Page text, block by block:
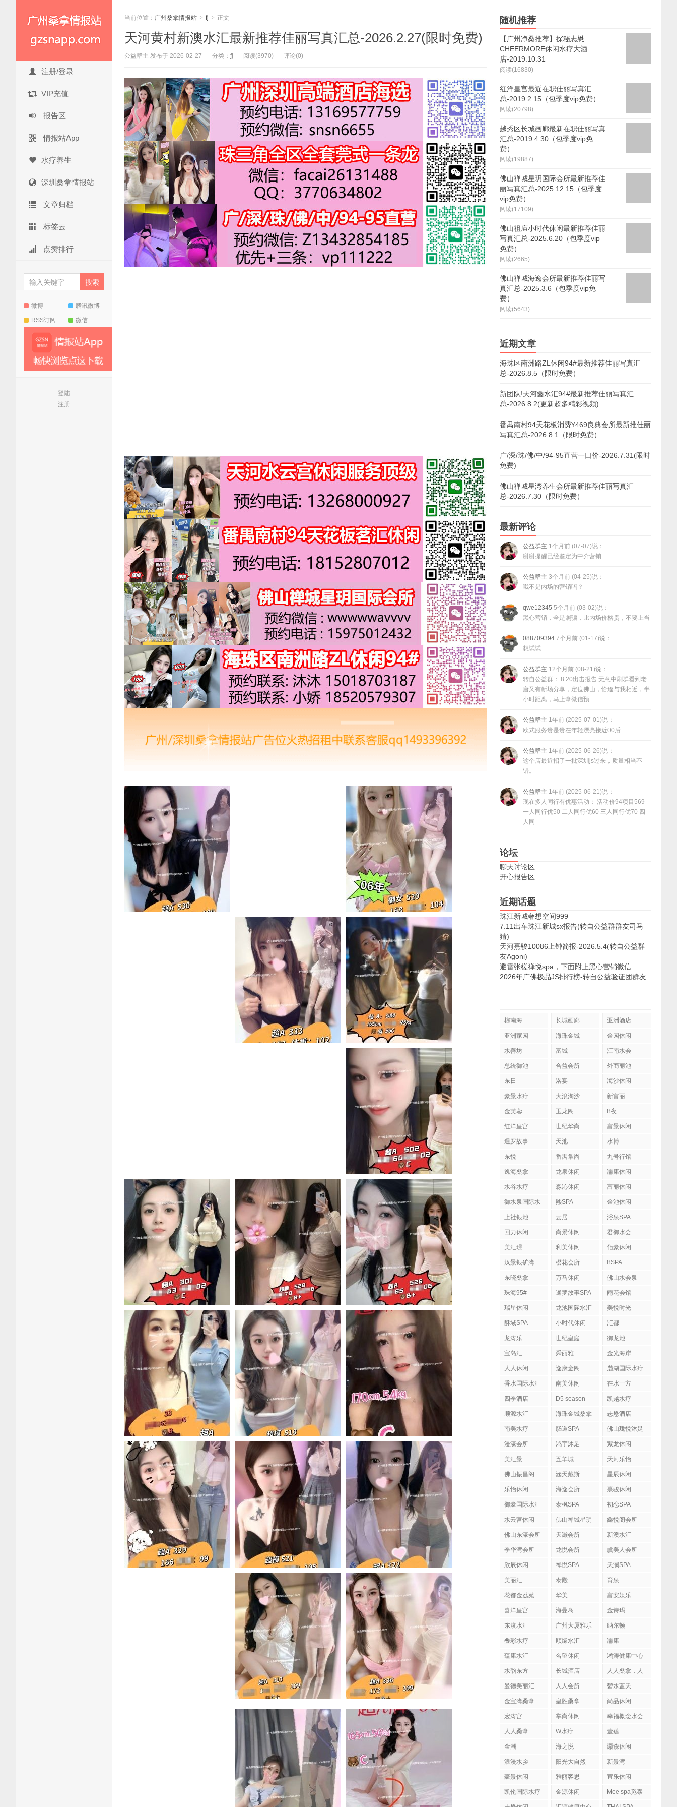
注册/登录
VIP充值
报告区
情报站App
水疗养生
深圳桑拿情报站
文章归档
标签云
点赞排行
微博 腾讯微博
RSS订阅 微信
登陆
注册
当前位置： 广州桑拿情报站 > fj > 正文
天河黄村新澳水汇最新推荐佳丽写真汇总-2026.2.27(限时免费)
公益群主 发布于 2026-02-27 分类： fj 阅读(3970) 评论(0)
随机推荐
【广州净桑推荐】探秘志懋
CHEERMORE休闲水疗大酒
店-2019.10.31
阅读(16830)
红洋皇宫最近在职佳丽写真汇
总-2019.2.15（包季度vip免费）
阅读(20798)
越秀区长城画廊最新在职佳丽写真
汇总-2019.4.30（包季度vip免
费）
阅读(19887)
佛山禅城星玥国际会所最新推荐佳
丽写真汇总-2025.12.15（包季度
vip免费）
阅读(17109)
佛山祖庙小时代休闲最新推荐佳丽
写真汇总-2025.6.20（包季度vip
免费）
阅读(2665)
佛山禅城海逸会所最新推荐佳丽写
真汇总-2025.3.6（包季度vip免
费）
阅读(5643)
近期文章
海珠区南洲路ZL休闲94#最新推荐佳丽写真汇
总-2026.8.5（限时免费）
新团队!天河鑫水汇94#最新推荐佳丽写真汇
总-2026.8.2(更新超多精彩视频)
番禺南村94天花板消费¥469良典会所最新推佳丽
写真汇总-2026.8.1（限时免费）
广/深/珠/佛/中/94-95直营一口价-2026.7.31(限时
免费)
佛山禅城星湾养生会所最新推荐佳丽写真汇
总-2026.7.30（限时免费）
最新评论
公益群主 1个月前 (07-07)说：
谢谢提醒已经鉴定为中介营销
公益群主 3个月前 (04-25)说：
哦不是内场的营销吗？
qwe12345 5个月前 (03-02)说：
黑心营销，全是照骗，比内场价格贵，不要上当
088709394 7个月前 (01-17)说：
想试试
公益群主 12个月前 (08-21)说：
转自公益群： 8.20出击报告 无意中刷群看到老
唐又有新场分享，定位佛山，恰逢与我相近，半
小时距离，马上拿微信预
公益群主 1年前 (2025-07-01)说：
欧式服务贵是贵在年轻漂亮接近00后
公益群主 1年前 (2025-06-26)说：
这个店最近招了一批深圳js过来，质量相当不
错。
公益群主 1年前 (2025-06-21)说：
现在多人同行有优惠活动： 活动价94项目569
一人同行优50 二人同行优60 三人同行优70 四
人同
论坛
聊天讨论区
开心报告区
近期话题
珠江新城奢想空间999
7.11出车珠江新城sx报告(转自公益群群友司马
猜)
天河熹骏10086上钟简报-2026.5.4(转自公益群
友Agoni)
避雷张槎禅悦spa，下面附上黑心营销微信
2026年广佛极品JS排行榜-转自公益验证团群友
棕南海 长城画廊 亚洲酒店
亚洲家园 海珠金城 金园休闲
水善坊 富城 江南水会
总统御池 合益会所 外商丽池
东日 洛宴 海沙休闲
豪景水疗 大浪淘沙 新富丽
金芙蓉 玉龙阁 8夜
红洋皇宫 世纪华尚 富景休闲
暹罗故事 天池 水博
东悦 番禺掌尚 九号行馆
逸海桑拿 龙泉休闲 濡康休闲
水谷水疗 淼沁休闲 富丽休闲
御水泉国际水
熙SPA 金池休闲
上社银池 云居 浴泉SPA
回力休闲 尚景休闲 君御水会
美汇璟 利美休闲 佰豪休闲
汉景银矿湾 樱花会所 8SPA
东晓桑拿 万马休闲 佛山水会泉
珠海95# 暹罗故事SPA 雨花会馆
瑞星休闲 龙池国际水汇 美悦时光
酥域SPA 小时代休闲 汇都
龙涛乐 世纪皇庭 御龙池
宝岛汇 舜丽雅 金光海岸
人人休闲 逸康金阁 麓湖国际水疗
香水国际水汇 南美休闲 在水一方
四季酒店 D5 season 凯越水疗
顺源水汇 海珠金城桑拿 志懋酒店
南美水疗 肠道SPA 佛山珑悦沐足
漫濠会所 鸿宇沐足 紫龙休闲
美汇景 五羊城 天河乐怡
佛山振昌阁 涵天戴斯 星辰休闲
乐怡休闲 海逸会所 熹骏休闲
御豪国际水汇 泰枫SPA 初恋SPA
水云宫休闲
佛山禅城星玥
鑫悦阁会所
佛山东濠会所 天灏会所 新澳水汇
季华湾会所 龙悦会所 虞美人会所
欣辰休闲 禅悦SPA 天澜SPA
美丽汇 泰殿 育泉
花都金荔苑 华美 富安娱乐
喜洋皇宫 海曼岛 金诗玛
东浚水汇
广州大厦雅乐
纳尔顿
叠彩水疗 顺缘水汇 濡康
蕴康水汇 名望休闲 鸿涛健康中心
水韵东方 长城酒店
人人桑拿，人
曼德美丽汇 人人会所 碧水蓝天
金宝湾桑拿 皇胜桑拿 尚品休闲
宏涛宫 掌尚休闲 幸福概念水会
人人桑拿 W水疗 壹莲
金潮 海之悦 灏森休闲
浪漫水乡 阳光大自然 新景湾
豪景休闲 雅丽客思 宜乐休闲
凯伦国际水疗 金源休闲
Mee spa觅泰